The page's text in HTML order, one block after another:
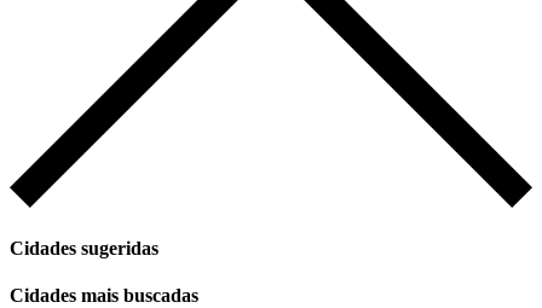
Cidades sugeridas
Cidades mais buscadas